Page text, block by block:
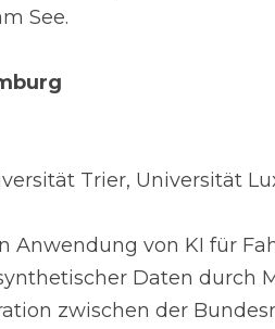
See.
Trier, Universität
Anwendung von KI für
Daten durch
zwischen der